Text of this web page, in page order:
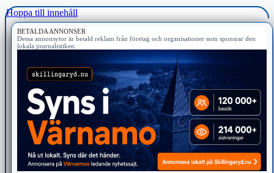
Hoppa till innehåll
BETALDA ANNONSER
Dessa annonsytor är betald reklam från företag och organisationer som sponsrar den
lokala journalistiken.